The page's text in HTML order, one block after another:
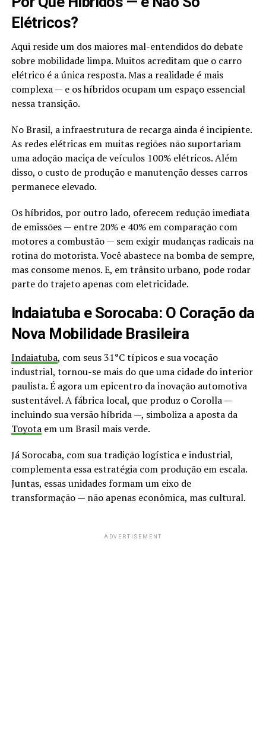
Elétricos?
Aqui reside um dos maiores mal-entendidos do debate
sobre mobilidade limpa. Muitos acreditam que o carro
elétrico é a única resposta. Mas a realidade é mais
complexa — e os híbridos ocupam um espaço essencial
nessa transição.
No Brasil, a infraestrutura de recarga ainda é incipiente.
As redes elétricas em muitas regiões não suportariam
uma adoção maciça de veículos 100% elétricos. Além
disso, o custo de produção e manutenção desses carros
permanece elevado.
Os híbridos, por outro lado, oferecem redução imediata
de emissões — entre 20% e 40% em comparação com
motores a combustão — sem exigir mudanças radicais na
rotina do motorista. Você abastece na bomba de sempre,
mas consome menos. E, em trânsito urbano, pode rodar
parte do trajeto apenas com eletricidade.
Indaiatuba e Sorocaba: O Coração da
Nova Mobilidade Brasileira
Indaiatuba, com seus 31°C típicos e sua vocação
industrial, tornou-se mais do que uma cidade do interior
paulista. É agora um epicentro da inovação automotiva
sustentável. A fábrica local, que produz o Corolla —
incluindo sua versão híbrida —, simboliza a aposta da
Toyotaem um Brasil mais verde.
Já Sorocaba, com sua tradição logística e industrial,
complementa essa estratégia com produção em escala.
Juntas, essas unidades formam um eixo de
transformação — não apenas econômica, mas cultural.
ADVERTISEMENT